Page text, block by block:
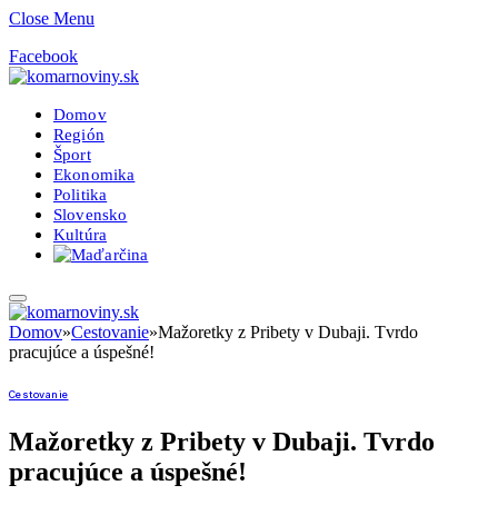
Close Menu
Facebook
Domov
Región
Šport
Ekonomika
Politika
Slovensko
Kultúra
Domov»Cestovanie»Mažoretky z Pribety v Dubaji. Tvrdo
pracujúce a úspešné!
Cestovanie
Mažoretky z Pribety v Dubaji. Tvrdo
pracujúce a úspešné!